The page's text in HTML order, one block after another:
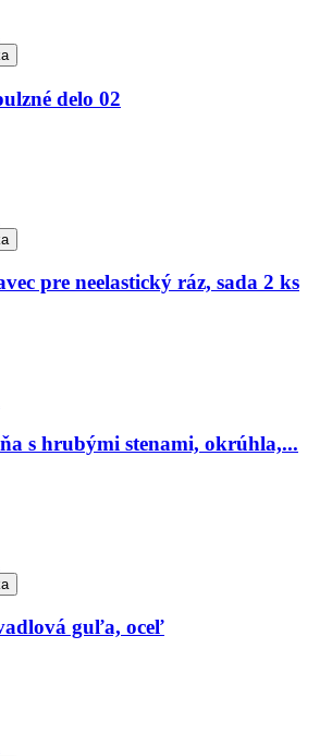
delo 02
pre neelastický ráz, sada 2 ks
s hrubými stenami, okrúhla,...
guľa, oceľ